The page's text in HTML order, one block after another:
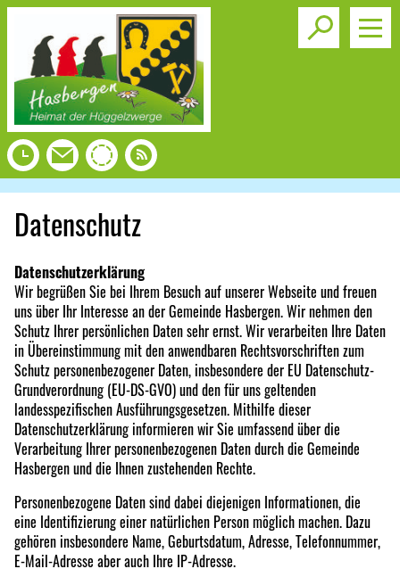
Toggle
Datenschutz
Datenschutzerklärung
Wir begrüßen Sie bei Ihrem Besuch auf unserer Webseite und freuen
uns über Ihr Interesse an der Gemeinde Hasbergen. Wir nehmen den
Schutz Ihrer persönlichen Daten sehr ernst. Wir verarbeiten Ihre Daten
in Übereinstimmung mit den anwendbaren Rechtsvorschriften zum
Schutz personenbezogener Daten, insbesondere der EU Datenschutz-
Grundverordnung (EU-DS-GVO) und den für uns geltenden
landesspezifischen Ausführungsgesetzen. Mithilfe dieser
Datenschutzerklärung informieren wir Sie umfassend über die
Verarbeitung Ihrer personenbezogenen Daten durch die Gemeinde
Hasbergen und die Ihnen zustehenden Rechte.
Personenbezogene Daten sind dabei diejenigen Informationen, die
eine Identifizierung einer natürlichen Person möglich machen. Dazu
gehören insbesondere Name, Geburtsdatum, Adresse, Telefonnummer,
E-Mail-Adresse aber auch Ihre IP-Adresse.